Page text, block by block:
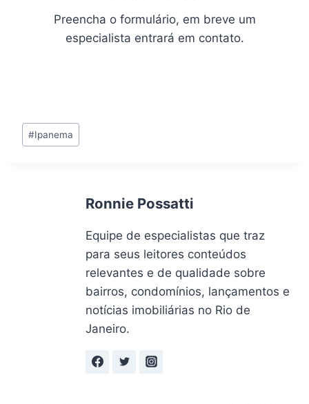
Preencha o formulário, em breve um
especialista entrará em contato.
Tags
do
#Ipanema
Ronnie Possatti
Equipe de especialistas que traz
para seus leitores conteúdos
relevantes e de qualidade sobre
bairros, condomínios, lançamentos e
notícias imobiliárias no Rio de
Janeiro.